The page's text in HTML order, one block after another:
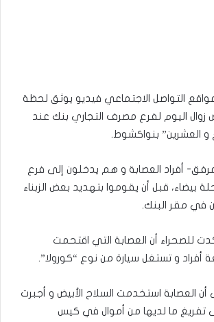
التواصل الاجتماعي فيديو يوثق لحظة
زوال اليوم لفرع مصرف التجاري بنك عند
و العشرين” بنواكشوط.
أفراد العصابة و هم يدخلون إلى فرع
بيضاء، قبل أن يقوموا بتهديد بعض الزبناء
في مقر البنك.
للصحراء أن العصابة التي اقتحمت
أفراد و تستغل سيارة من نوع “كورولا”.
أن العصابة استخدمت السلاح الأبيض و أجبرت
تفريغ ما لديها من أموال في كيس